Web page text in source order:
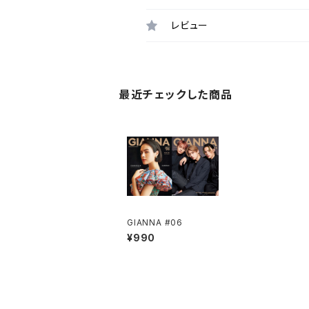
レビュー
最近チェックした商品
GIANNA #06
¥990